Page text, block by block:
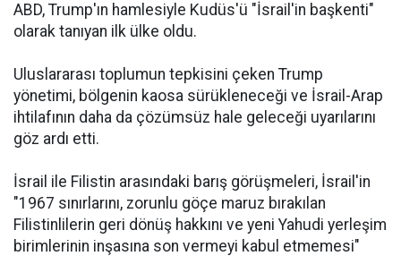
ABD, Trump'ın hamlesiyle Kudüs'ü "İsrail'in başkenti"
olarak tanıyan ilk ülke oldu.
Uluslararası toplumun tepkisini çeken Trump
yönetimi, bölgenin kaosa sürükleneceği ve İsrail-Arap
ihtilafının daha da çözümsüz hale geleceği uyarılarını
göz ardı etti.
İsrail ile Filistin arasındaki barış görüşmeleri, İsrail'in
"1967 sınırlarını, zorunlu göçe maruz bırakılan
Filistinlilerin geri dönüş hakkını ve yeni Yahudi yerleşim
birimlerinin inşasına son vermeyi kabul etmemesi"